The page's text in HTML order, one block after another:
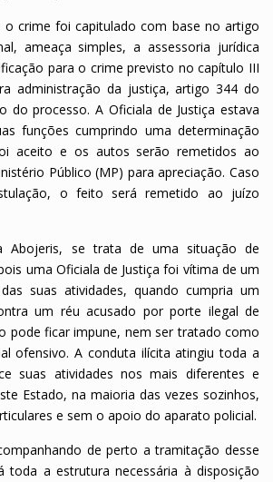
o crime foi capitulado com base no artigo
ameaça simples, a assessoria jurídica
para o crime previsto no capítulo III
administração da justiça, artigo 344 do
do processo. A Oficiala de Justiça estava
funções cumprindo uma determinação
aceito e os autos serão remetidos ao
Público (MP) para apreciação. Caso
o feito será remetido ao juízo
Abojeris, se trata de uma situação de
uma Oficiala de Justiça foi vítima de um
suas atividades, quando cumpria um
um réu acusado por porte ilegal de
pode ficar impune, nem ser tratado como
ofensivo. A conduta ilícita atingiu toda a
suas atividades nos mais diferentes e
Estado, na maioria das vezes sozinhos,
e sem o apoio do aparato policial.
de perto a tramitação desse
toda a estrutura necessária à disposição